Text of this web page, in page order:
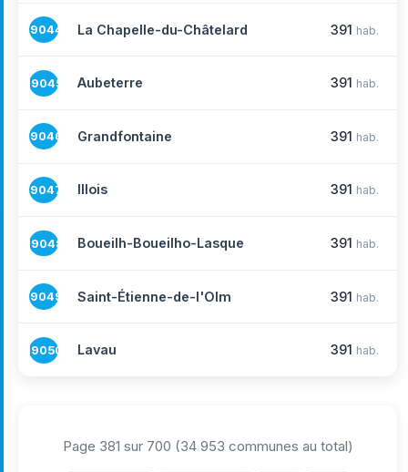
19044 La Chapelle-du-Châtelard 391 hab.
19045 Aubeterre 391 hab.
19046 Grandfontaine 391 hab.
19047 Illois 391 hab.
19048 Boueilh-Boueilho-Lasque 391 hab.
19049 Saint-Étienne-de-l'Olm 391 hab.
19050 Lavau 391 hab.
Page 381 sur 700 (34 953 communes au total)